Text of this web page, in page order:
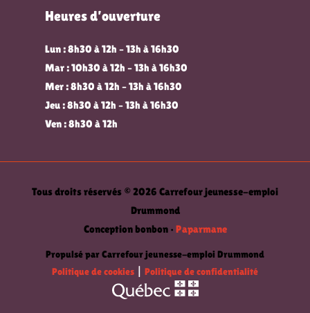
Heures d’ouverture
Lun : 8h30 à 12h – 13h à 16h30
Mar : 10h30 à 12h – 13h à 16h30
Mer : 8h30 à 12h – 13h à 16h30
Jeu : 8h30 à 12h – 13h à 16h30
Ven : 8h30 à 12h
Tous droits réservés © 2026 Carrefour jeunesse-emploi
Drummond
Conception bonbon • Paparmane
Propulsé par Carrefour jeunesse-emploi Drummond
Politique de cookies
Politique de confidentialité